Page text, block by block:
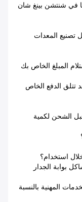
في شنتشن بينغ شان
تصنيع المعدات
فمن 3-5 أيام بعد استلام المبلغ الخاص بك
الأصلية، هو 7-15 أيام بعد تتلق الدفع الخاص
60٪ -70٪ التوازن قبل الشحن لكمية
بوابة الجدار
المهنية بالنسبة